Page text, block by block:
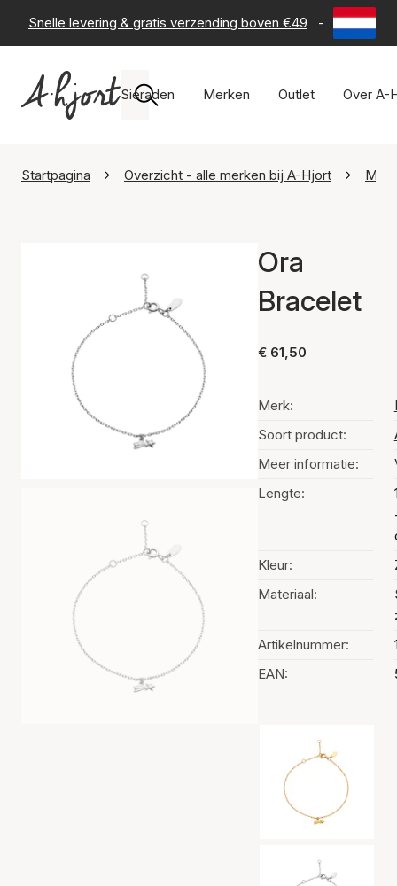
Snelle levering & gratis verzending boven €49 - 60 dagen
Sieraden Merken Outlet Over A-
Startpagina Overzicht - alle merken bij A-Hjort
Ora
Bracelet
€ 61,50
Merk:
Soort product:
Meer informatie:
Lengte:
Kleur:
Materiaal:
Artikelnummer:
EAN:
Kleurselectie